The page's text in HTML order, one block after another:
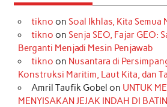
e
b
o
k
t
a
r
a
m
T
o
k
t
e
r
e
s
t
k
e
d
I
n
t
t
r
tikno on Soal Ikhlas, Kita Semua
tikno on Senja SEO, Fajar GEO:
Berganti Menjadi Mesin Penjawab
tikno on Nusantara di
Konstruksi Maritim, Laut Kita, dan
Amril Taufik Gobel on UNTUK
MENYISAKAN JEJAK INDAH DI BATIN